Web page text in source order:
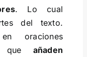
. Lo cual
del texto.
oraciones
que añaden